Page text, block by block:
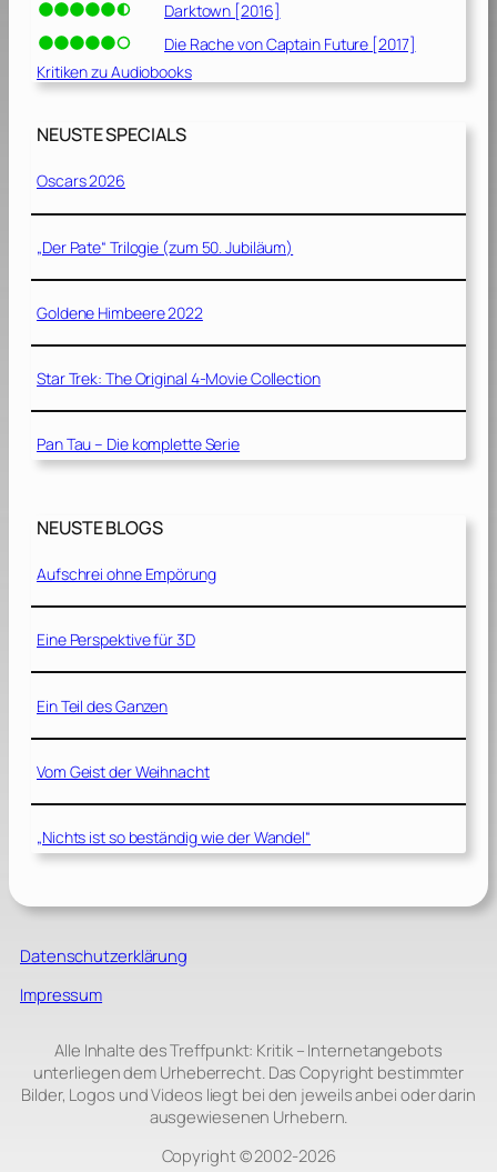
Darktown [2016]
Die Rache von Captain Future [2017]
Kritiken zu Audiobooks
NEUSTE SPECIALS
Oscars 2026
„Der Pate“ Trilogie (zum 50. Jubiläum)
Goldene Himbeere 2022
Star Trek: The Original 4-Movie Collection
Pan Tau – Die komplette Serie
NEUSTE BLOGS
Aufschrei ohne Empörung
Eine Perspektive für 3D
Ein Teil des Ganzen
Vom Geist der Weihnacht
„Nichts ist so beständig wie der Wandel“
Datenschutzerklärung
Impressum
Alle Inhalte des Treffpunkt: Kritik – Internetangebots
unterliegen dem Urheberrecht. Das Copyright bestimmter
Bilder, Logos und Videos liegt bei den jeweils anbei oder darin
ausgewiesenen Urhebern.
Copyright © 2002‑2026